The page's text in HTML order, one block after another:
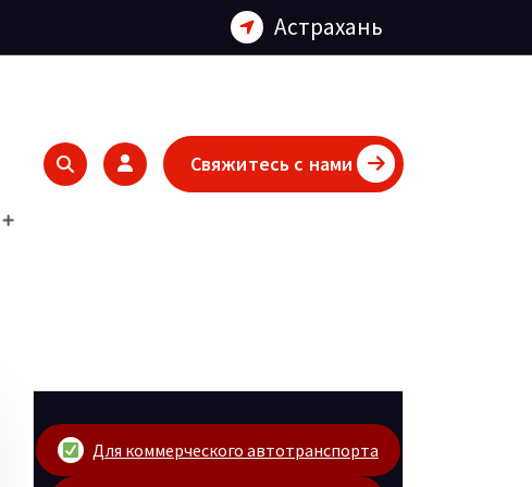
Астрахань
Свяжитесь с нами
Для коммерческого автотранспорта